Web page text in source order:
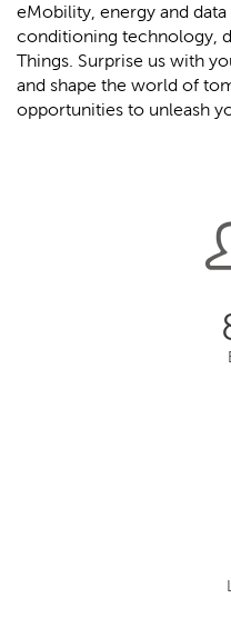
eMobility, energy and
conditioning technology,
Things. Surprise us with
and shape the world of
opportunities to unleash